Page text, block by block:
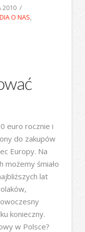
2010
O NAS,
euro rocznie i
do zakupów
Europy. Na
śmiało
lat
konieczny.
w Polsce?